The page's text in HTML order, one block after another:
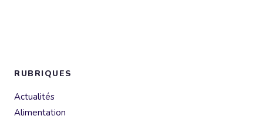
RUBRIQUES
Actualités
Alimentation